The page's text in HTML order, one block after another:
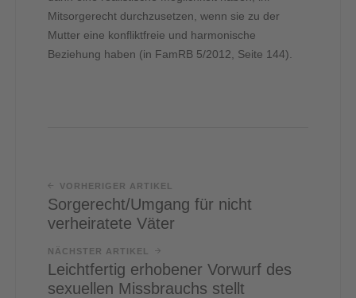
Mitsorgerecht durchzusetzen, wenn sie zu der
Mutter eine konfliktfreie und harmonische
Beziehung haben (in FamRB 5/2012, Seite 144).
VORHERIGER ARTIKEL
Sorgerecht/Umgang für nicht
verheiratete Väter
NÄCHSTER ARTIKEL
Leichtfertig erhobener Vorwurf des
sexuellen Missbrauchs stellt